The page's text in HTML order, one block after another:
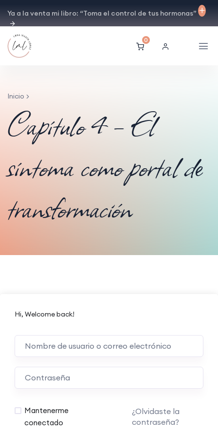
Ya a la venta mi libro: “Toma el control de tus hormonas”
0
Inicio
Capítulo 4 – El
síntoma como portal de
transformación
Hi, Welcome back!
Mantenerme
conectado
¿Olvidaste la
contraseña?